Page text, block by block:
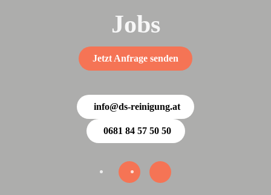
Jobs
Jetzt Anfrage senden
info@ds-reinigung.at
0681 84 57 50 50